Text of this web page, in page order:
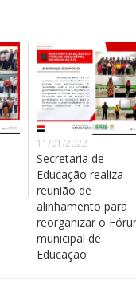
11/01/2022
Secretaria de
Educação realiza
reunião de
alinhamento para
reorganizar o
municipal de
Educação